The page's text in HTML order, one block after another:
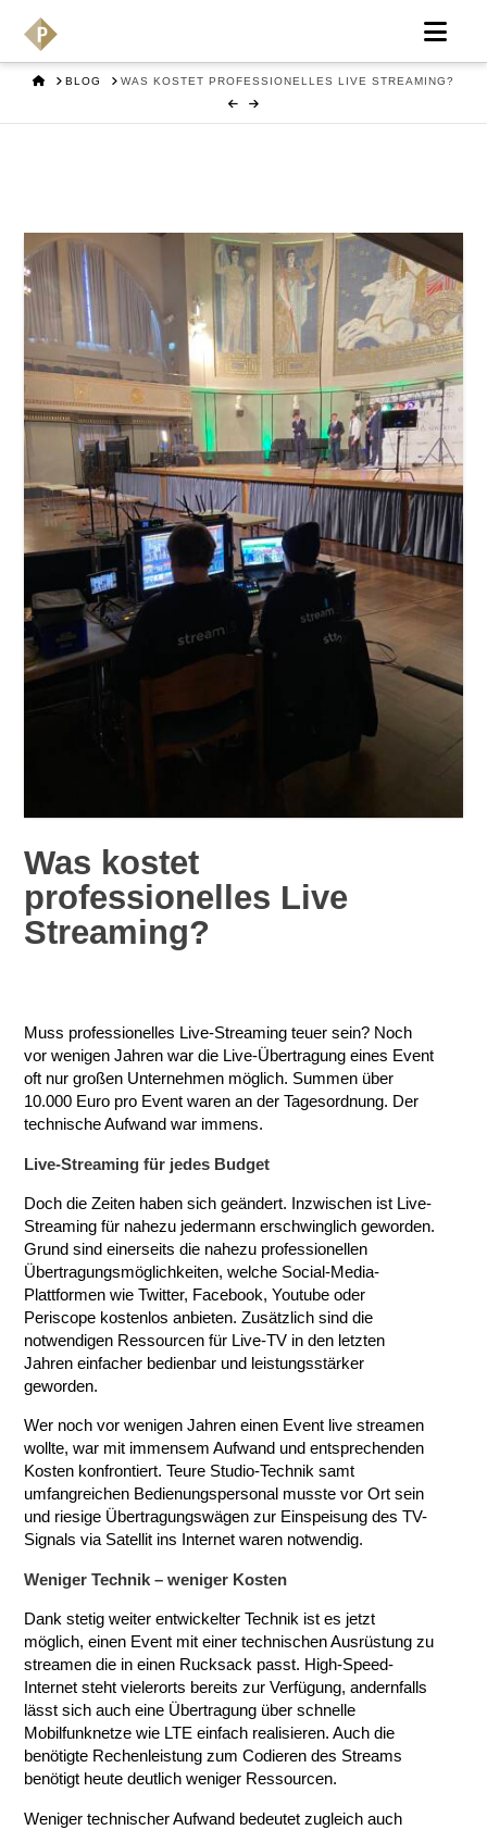
HOMEBLOG WAS KOSTET PROFESSIONELLES LIVE STREAMING?
Was kostet
professionelles Live
Streaming?
Muss professionelles Live-Streaming teuer sein? Noch
vor wenigen Jahren war die Live-Übertragung eines Event
oft nur großen Unternehmen möglich. Summen über
10.000 Euro pro Event waren an der Tagesordnung. Der
technische Aufwand war immens.
Live-Streaming für jedes Budget
Doch die Zeiten haben sich geändert. Inzwischen ist Live-
Streaming für nahezu jedermann erschwinglich geworden.
Grund sind einerseits die nahezu professionellen
Übertragungsmöglichkeiten, welche Social-Media-
Plattformen wie Twitter, Facebook, Youtube oder
Periscope kostenlos anbieten. Zusätzlich sind die
notwendigen Ressourcen für Live-TV in den letzten
Jahren einfacher bedienbar und leistungsstärker
geworden.
Wer noch vor wenigen Jahren einen Event live streamen
wollte, war mit immensem Aufwand und entsprechenden
Kosten konfrontiert. Teure Studio-Technik samt
umfangreichen Bedienungspersonal musste vor Ort sein
und riesige Übertragungswägen zur Einspeisung des TV-
Signals via Satellit ins Internet waren notwendig.
Weniger Technik – weniger Kosten
Dank stetig weiter entwickelter Technik ist es jetzt
möglich, einen Event mit einer technischen Ausrüstung zu
streamen die in einen Rucksack passt. High-Speed-
Internet steht vielerorts bereits zur Verfügung, andernfalls
lässt sich auch eine Übertragung über schnelle
Mobilfunknetze wie LTE einfach realisieren. Auch die
benötigte Rechenleistung zum Codieren des Streams
benötigt heute deutlich weniger Ressourcen.
Weniger technischer Aufwand bedeutet zugleich auch